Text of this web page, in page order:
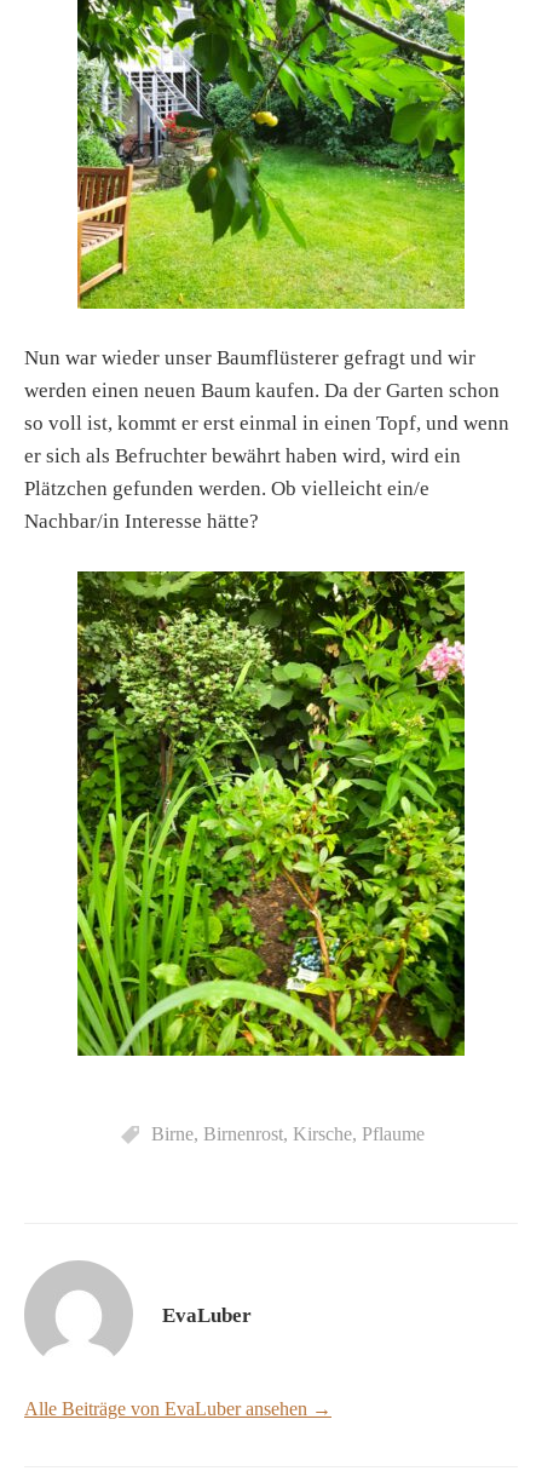
Nun war wieder unser Baumflüsterer gefragt und wir
werden einen neuen Baum kaufen. Da der Garten schon
so voll ist, kommt er erst einmal in einen Topf, und wenn
er sich als Befruchter bewährt haben wird, wird ein
Plätzchen gefunden werden. Ob vielleicht ein/e
Nachbar/in Interesse hätte?
Birne, Birnenrost, Kirsche, Pflaume
EvaLuber
Alle Beiträge von EvaLuber ansehen →